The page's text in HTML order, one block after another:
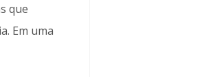
que
Em uma